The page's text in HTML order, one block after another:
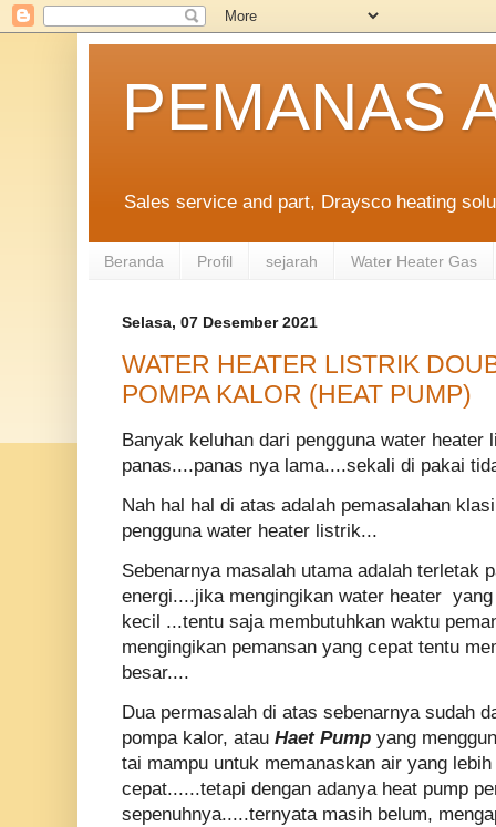
PEMANAS
Sales service and part, Draysco heating
Beranda Profil sejarah Water Heater Gas
Selasa, 07 Desember 2021
WATER HEATER LISTRIK
POMPA KALOR (HEAT PUMP)
Banyak keluhan dari pengguna water
panas....panas nya lama....sekali di pakai
Nah hal hal di atas adalah pemasalahan
pengguna water heater listrik...
Sebenarnya masalah utama adalah terletak
energi....jika mengingikan water heater
kecil ...tentu saja membutuhkan waktu
mengingikan pemansan yang cepat tentu
besar....
Dua permasalah di atas sebenarnya sudah
pompa kalor, atau Haet Pump yang
tai mampu untuk memanaskan air yang
cepat......tetapi dengan adanya heat pump
sepenuhnya.....ternyata masih belum,